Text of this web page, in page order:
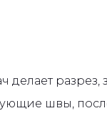
разрез,
швы,